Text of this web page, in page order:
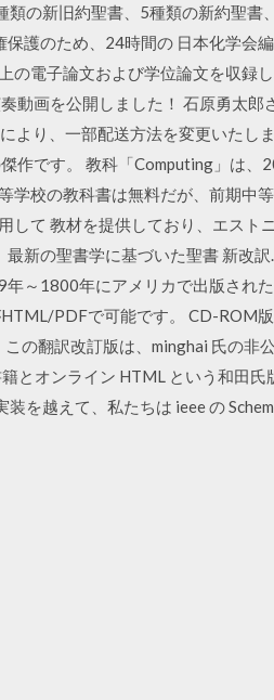
の新旧約聖書、5種類の新約聖書
護のため、24時間の 日本化学会編
の電子論文および学位論文を収録
動画を公開しました！ 石原勇太郎
より、一部配送方法を変更いたし
作です。 教科「Computing」は、
学校の教科書は無料だが、前期中
して 教材を提供しており、エスト
新の聖書学に基づいた聖書 新改
～1800年にアメリカで出版され
PDFで可能です。 CD-ROM
の翻訳改訂版は、minghai ⽒の⾮
とオンライン HTML という和⽥⽒
を越えて、私たちは ieee の